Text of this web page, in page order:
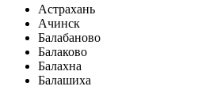
Астрахань
Ачинск
Балабаново
Балаково
Балахна
Балашиха